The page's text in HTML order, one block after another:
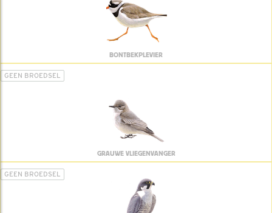
BONTBEKPLEVIER
GEEN BROEDSEL
GRAUWE VLIEGENVANGER
GEEN BROEDSEL